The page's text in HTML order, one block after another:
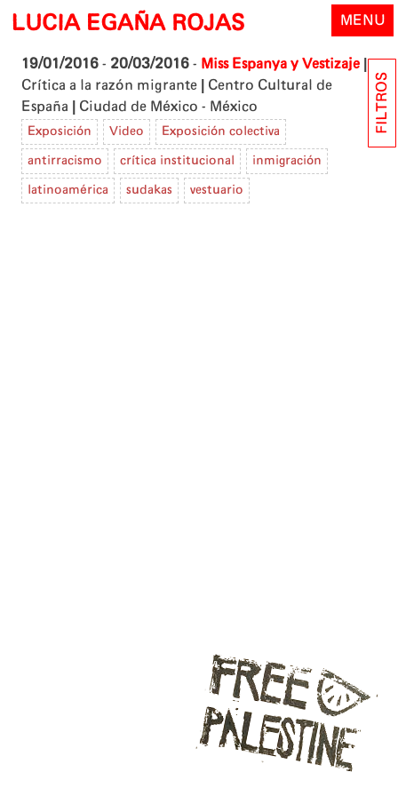
Skip
content
LUCIA EGAÑA ROJAS MENU
19/01/2016 - 20/03/2016 - Miss Espanya y Vestizaje
Crítica a la razón migrante
Centro Cultural de
España
Ciudad de México - México
Exposición Video Exposición colectiva
antirracismo crítica institucional inmigración
latinoamérica sudakas vestuario
FILTROS